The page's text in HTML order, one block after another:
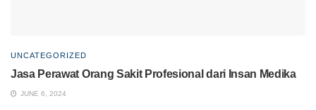
UNCATEGORIZED
Jasa Perawat Orang Sakit Profesional dari Insan Medika
JUNE 6, 2024